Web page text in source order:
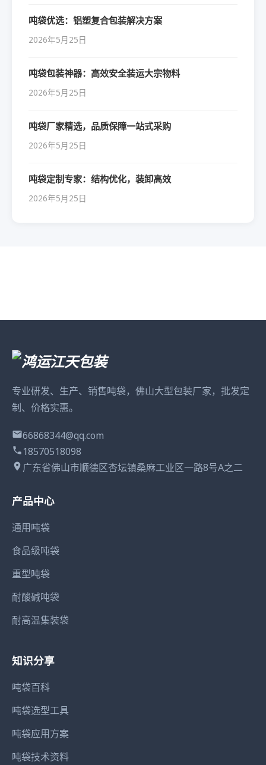
吨袋优选：铝塑复合包装解决方案
2026年5月25日
吨袋包装神器：高效安全装运大宗物料
2026年5月25日
吨袋厂家精选，品质保障一站式采购
2026年5月25日
吨袋定制专家：结构优化，装卸高效
2026年5月25日
专业研发、生产、销售吨袋，佛山大型包装厂家，批发定
制、价格实惠。
66868344@qq.com
18570518098
广东省佛山市顺德区杏坛镇桑麻工业区一路8号A之二
产品中心
通用吨袋
食品级吨袋
重型吨袋
耐酸碱吨袋
耐高温集装袋
知识分享
吨袋百科
吨袋选型工具
吨袋应用方案
吨袋技术资料